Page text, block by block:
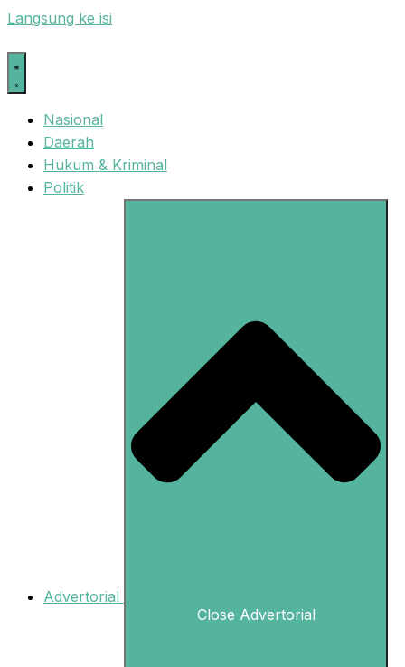
Langsung ke isi
Nasional
Daerah
Hukum & Kriminal
Politik
Advertorial
Close Advertorial